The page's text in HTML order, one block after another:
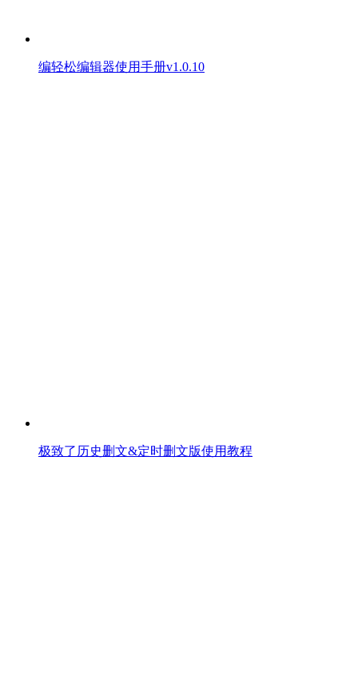
编轻松编辑器使用手册v1.0.10
极致了历史删文&定时删文版使用教程